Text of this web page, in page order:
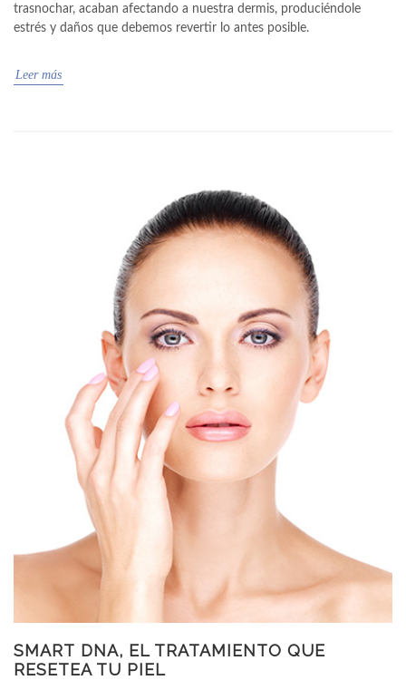
trasnochar, acaban afectando a nuestra dermis, produciéndole
estrés y daños que debemos revertir lo antes posible.
Leer más
SMART DNA, EL TRATAMIENTO QUE
RESETEA TU PIEL